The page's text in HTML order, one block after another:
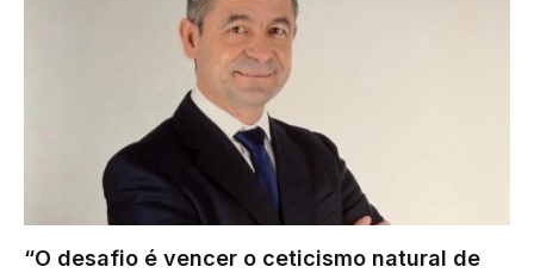
“O desafio é vencer o ceticismo natural de